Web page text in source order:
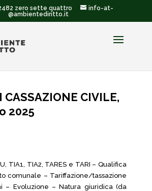
zero sette quattro
info-at-
@ambientediritto.it
CASSAZIONE CIVILE,
2025
TIA1, TIA2, TARES e TARI – Qualifica
comunale – Tariffazione/tassazione
– Evoluzione – Natura giuridica (da